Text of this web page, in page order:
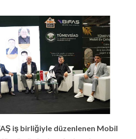
iş birliğiyle düzenlenen Mobil